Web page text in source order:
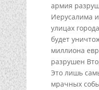
армия
Иерусалима
улицах
будет
миллиона
разрушен
Это лишь
мрачных